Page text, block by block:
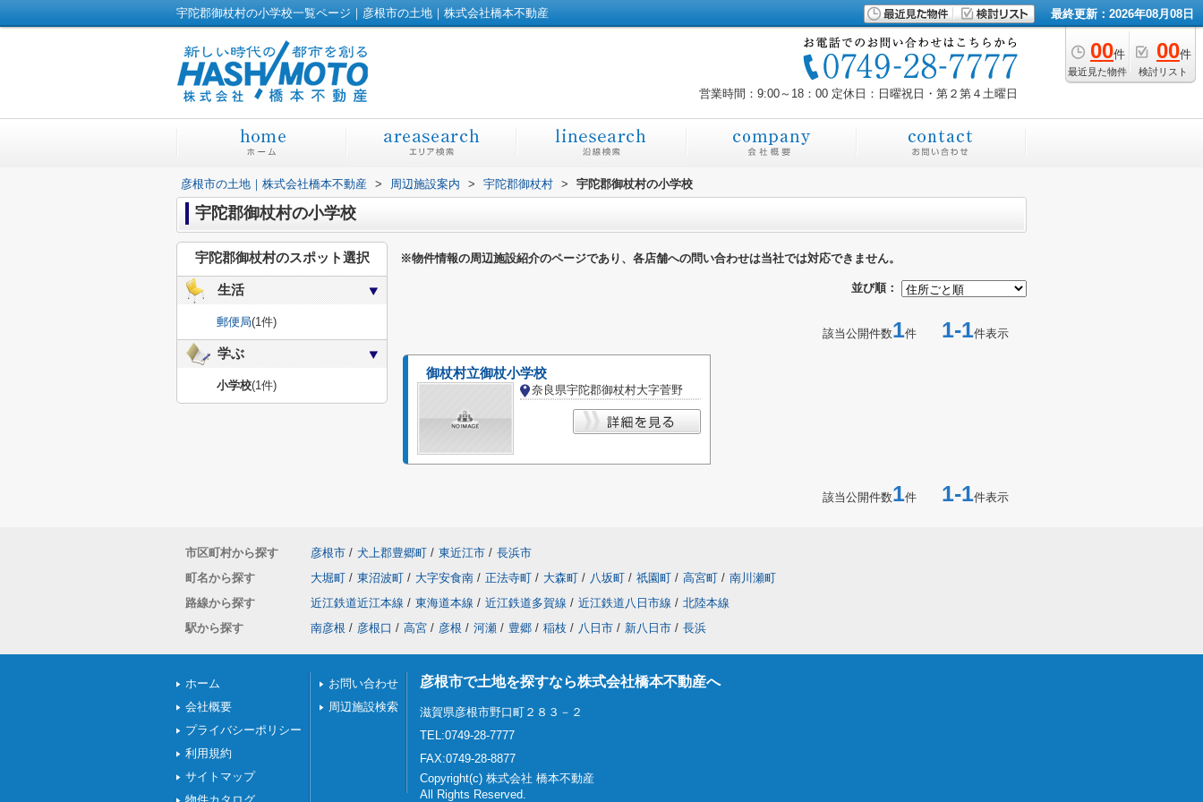
宇陀郡御杖村の小学校一覧ページ｜彦根市の土地｜株式会社橋本不動産 最終更新：2026年08月08日
00件
最近見た物件
00件
検討リスト
営業時間：9:00～18：00 定休日：日曜祝日・第２第４土曜日
彦根市の土地｜株式会社橋本不動産 > 周辺施設案内 > 宇陀郡御杖村 > 宇陀郡御杖村の小学校
宇陀郡御杖村の小学校
※物件情報の周辺施設紹介のページであり、各店舗への問い合わせは当社では対応できません。
並び順：
該当公開件数1件 1-1件表示
御杖村立御杖小学校
奈良県宇陀郡御杖村大字菅野
該当公開件数1件 1-1件表示
宇陀郡御杖村のスポット選択
生活
郵便局(1件)
学ぶ
小学校(1件)
市区町村から探す 彦根市 / 犬上郡豊郷町 / 東近江市 / 長浜市
町名から探す
大堀町 / 東沼波町 / 大字安食南 / 正法寺町 / 大森町 / 八坂町 / 祇園町 / 高宮町 / 南川瀬町
路線から探す
近江鉄道近江本線 / 東海道本線 / 近江鉄道多賀線 / 近江鉄道八日市線 / 北陸本線
駅から探す
南彦根 / 彦根口 / 高宮 / 彦根 / 河瀬 / 豊郷 / 稲枝 / 八日市 / 新八日市 / 長浜
ホーム
会社概要
プライバシーポリシー
利用規約
サイトマップ
お問い合わせ
周辺施設検索
彦根市で土地を探すなら株式会社橋本不動産へ
滋賀県彦根市野口町２８３－２
TEL:0749-28-7777
FAX:0749-28-8877
Copyright(c) 株式会社 橋本不動産
All Rights Reserved.